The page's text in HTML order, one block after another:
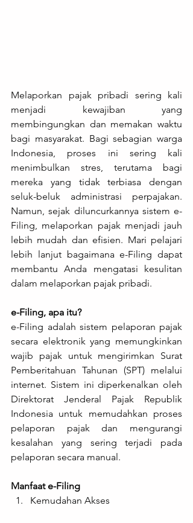
Melaporkan pajak pribadi sering kali
menjadi kewajiban yang
membingungkan dan memakan waktu
bagi masyarakat. Bagi sebagian warga
Indonesia, proses ini sering kali
menimbulkan stres, terutama bagi
mereka yang tidak terbiasa dengan
seluk-beluk administrasi perpajakan.
Namun, sejak diluncurkannya sistem e-
Filing, melaporkan pajak menjadi jauh
lebih mudah dan efisien. Mari pelajari
lebih lanjut bagaimana e-Filing dapat
membantu Anda mengatasi kesulitan
dalam melaporkan pajak pribadi.
e-Filing, apa itu?
e-Filing adalah sistem pelaporan pajak
secara elektronik yang memungkinkan
wajib pajak untuk mengirimkan Surat
Pemberitahuan Tahunan (SPT) melalui
internet. Sistem ini diperkenalkan oleh
Direktorat Jenderal Pajak Republik
Indonesia untuk memudahkan proses
pelaporan pajak dan mengurangi
kesalahan yang sering terjadi pada
pelaporan secara manual.
Manfaat e-Filing
Kemudahan Akses